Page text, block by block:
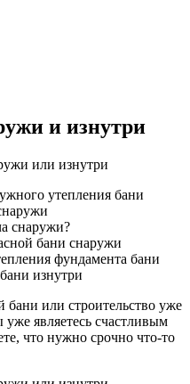
и изнутри
утепления бани
снаружи?
бани снаружи
фундамента бани
изнутри
бани или строительство уже
являетесь счастливым
что нужно срочно что-то